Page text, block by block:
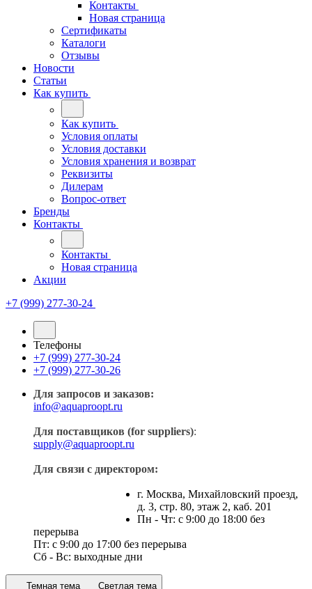
Контакты
Новая страница
Сертификаты
Каталоги
Отзывы
Новости
Статьи
Как купить
Как купить
Условия оплаты
Условия доставки
Условия хранения и возврат
Реквизиты
Дилерам
Вопрос-ответ
Бренды
Контакты
Контакты
Новая страница
Акции
+7 (999) 277-30-24
Телефоны
+7 (999) 277-30-24
+7 (999) 277-30-26
Для запросов и заказов:
info@aquaproopt.ru
Для поставщиков (for suppliers):
supply@aquaproopt.ru
Для связи с директором:
г. Москва, Михайловский проезд,
д. 3, стр. 80, этаж 2, каб. 201
Пн - Чт: с 9:00 до 18:00 без
перерыва
Пт: с 9:00 до 17:00 без перерыва
Сб - Вс: выходные дни
Темная тема Светлая тема